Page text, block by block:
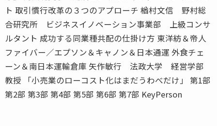
ト 取引慣行改革の３つのアプローチ 楢村文信 野村総
合研究所 ビジネスイノベーション事業部 上級コンサ
ルタント 成功する同業種共配の仕掛け方 東洋紡＆帝人
ファイバー／エプソン＆キャノン＆日本通運 外食チェ
ーン＆南日本運輸倉庫 矢作敏行 法政大学 経営学部
教授 「小売業のローコスト化はまだうわべだけ」 第1部
第2部 第3部 第4部 第5部 第6部 第7部 KeyPerson